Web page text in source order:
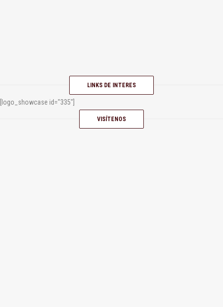
LINKS DE INTERES
[logo_showcase id="335"]
VISÍTENOS